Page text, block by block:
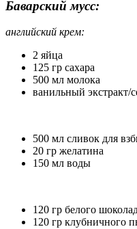
Баварский мусс:
английский крем:
2 яйца
125 гр сахара
500 мл молока
ванильный экстракт/
500 мл сливок для
20 гр желатина
150 мл воды
120 гр белого
120 гр клубничного